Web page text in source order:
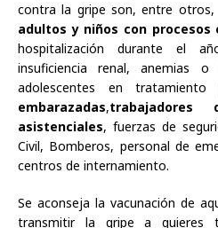
contra la gripe son, entre otros,
adultos y niños con procesos
hospitalización durante el
insuficiencia renal, anemias o
adolescentes en tratamiento
embarazadas,trabajadores
asistenciales, fuerzas de
Civil, Bomberos, personal de
centros de internamiento.
Se aconseja la vacunación de
transmitir la gripe a quieres